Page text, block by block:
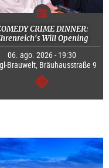
CRIME DINNER:
Will Opening
06. ago. 2026 - 19:30
Brauwelt, Bräuhausstraße 9
continuar